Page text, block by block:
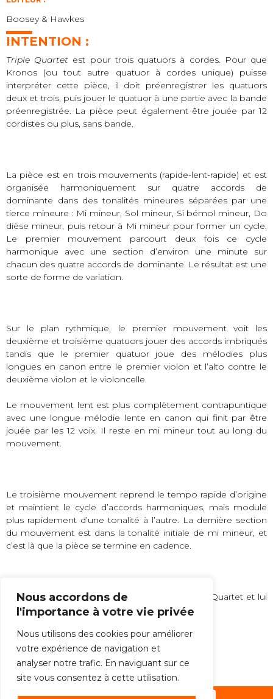
Nous accordons de
l'importance à votre vie privée
Nous utilisons des cookies pour améliorer
votre expérience de navigation et
analyser notre trafic. En naviguant sur ce
site vous consentez à cette utilisation.
Boosey & Hawkes
INTENTION :
Triple Quartet est pour trois quatuors à cordes. Pour que
Kronos (ou tout autre quatuor à cordes unique) puisse
interpréter cette pièce, il doit préenregistrer les quatuors
deux et trois, puis jouer le quatuor à une partie avec la bande
préenregistrée. La pièce peut également être jouée par 12
cordistes ou plus, sans bande.
La pièce est en trois mouvements (rapide-lent-rapide) et est
organisée harmoniquement sur quatre accords de
dominante dans des tonalités mineures séparées par une
tierce mineure : Mi mineur, Sol mineur, Si bémol mineur, Do
dièse mineur, puis retour à Mi mineur pour former un cycle.
Le premier mouvement parcourt deux fois ce cycle
harmonique avec une section d’environ une minute sur
chacun des quatre accords de dominante. Le résultat est une
sorte de forme de variation.
Sur le plan rythmique, le premier mouvement voit les
deuxième et troisième quatuors jouer des accords imbriqués
tandis que le premier quatuor joue des mélodies plus
longues en canon entre le premier violon et l’alto contre le
deuxième violon et le violoncelle.
Le mouvement lent est plus complètement contrapuntique
avec une longue mélodie lente en canon qui finit par être
jouée par les 12 voix. Il reste en mi mineur tout au long du
mouvement.
Le troisième mouvement reprend le tempo rapide d’origine
et maintient le cycle d’accords harmoniques, mais module
plus rapidement d’une tonalité à l’autre. La dernière section
du mouvement est dans la tonalité initiale de mi mineur, et
c’est là que la pièce se termine en cadence.
Triple Quarteta été commandé par le Kronos Quartet et lui
est dédié.
Steve Reich, 1998